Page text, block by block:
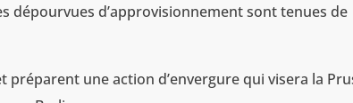
dépourvues d’approvisionnement sont tenues de
préparent une action d’envergure qui visera la